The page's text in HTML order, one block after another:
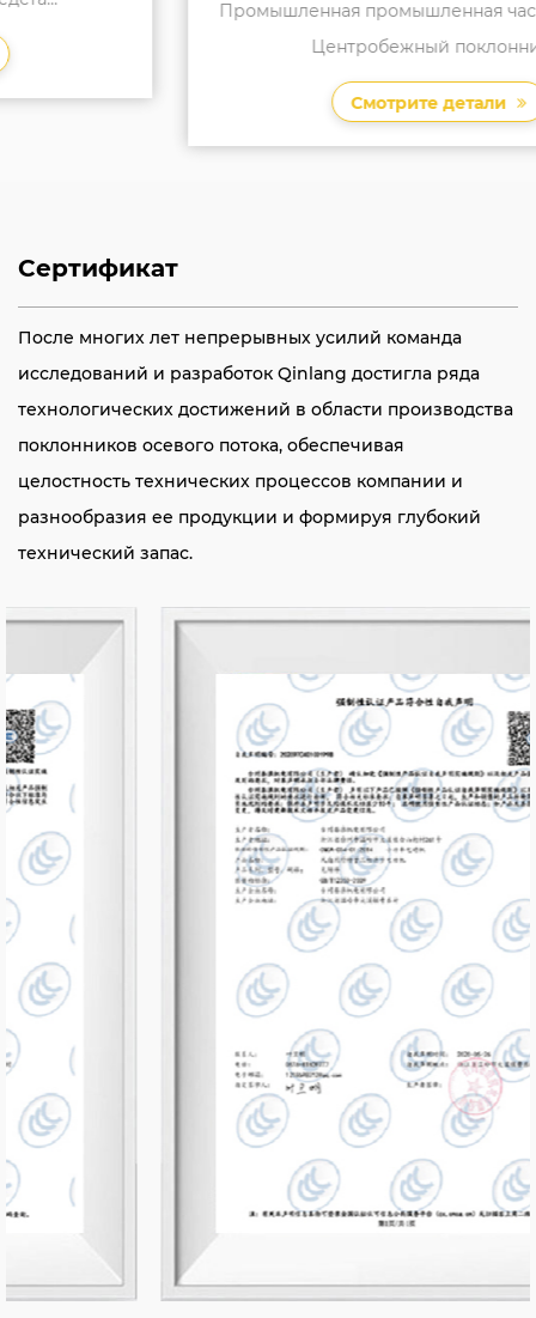
Промышленная промышленная частота FLJ-130J5
Центробежный поклонник ...
Смотрите детали
Сертификат
После многих лет непрерывных усилий команда
исследований и разработок Qinlang достигла ряда
технологических достижений в области производства
поклонников осевого потока, обеспечивая
целостность технических процессов компании и
разнообразия ее продукции и формируя глубокий
технический запас.